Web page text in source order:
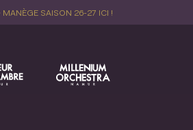
MANÈGE SAISON 26-27 ICI !